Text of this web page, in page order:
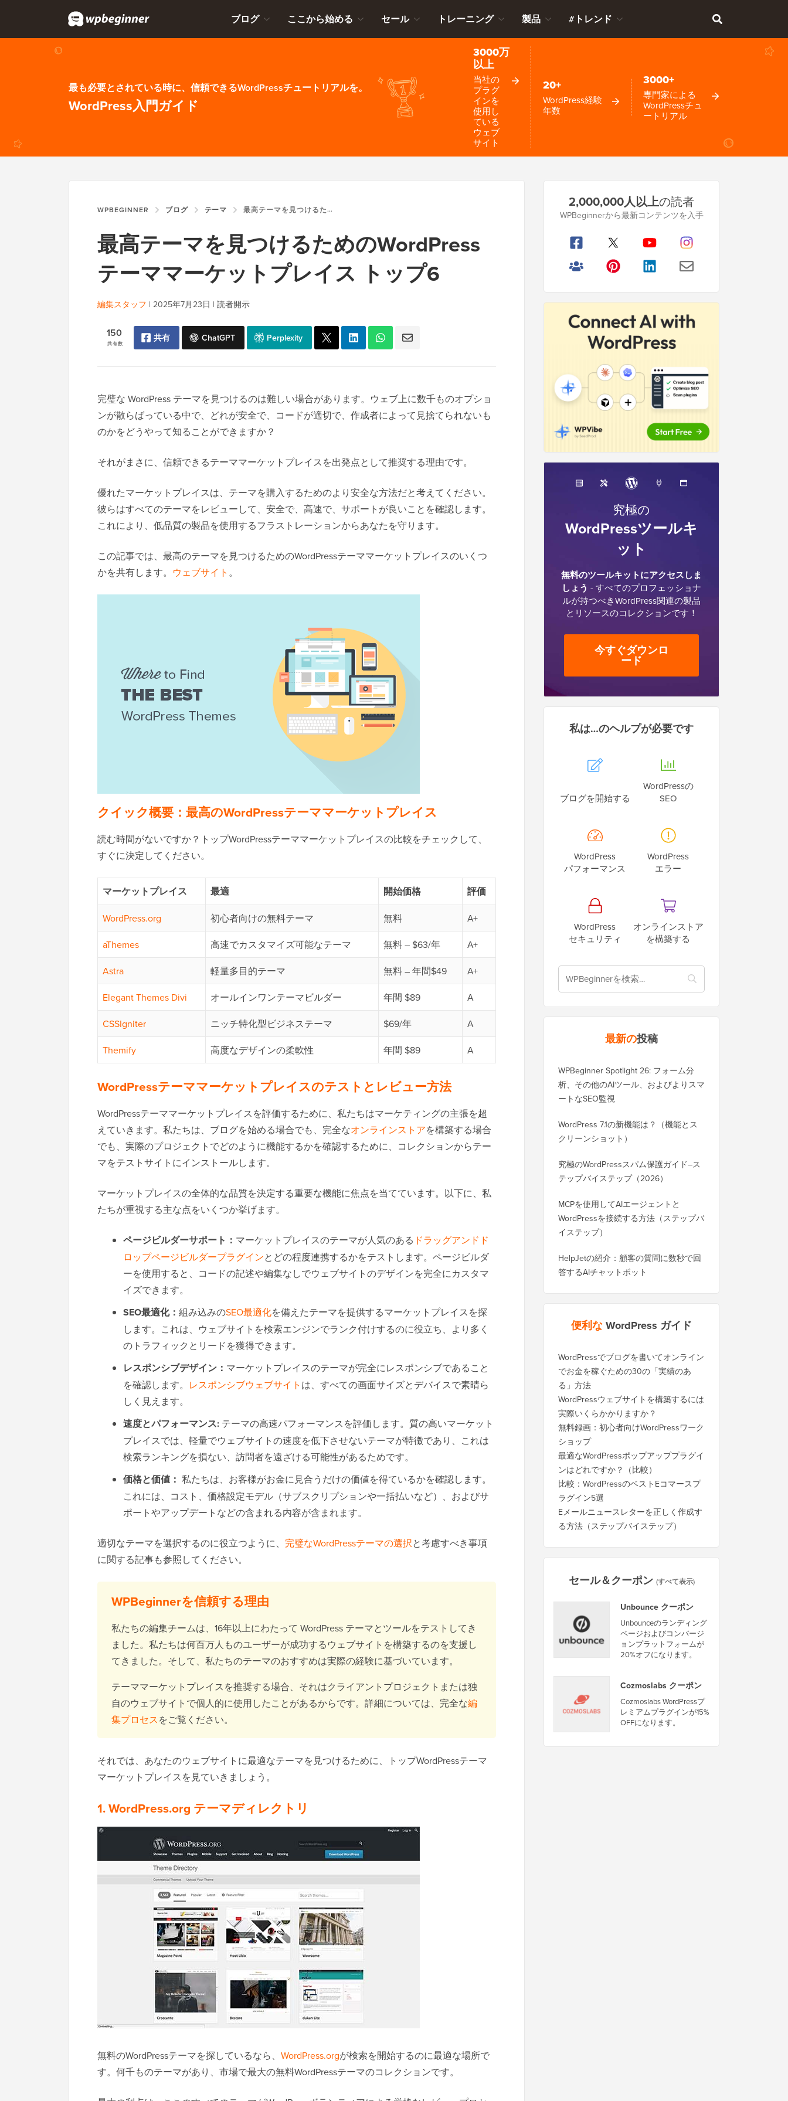
ブログ ここから始める セール トレーニング 製品 #トレンド
最も必要とされている時に、信頼できるWordPressチュートリアルを。
WordPress入門ガイド
3000万
以上
当社の
プラグ
インを
使用し
ている
ウェブ
サイト
20+
WordPress経験
年数
3000+
専門家による
WordPressチュ
ートリアル
WPBEGINNER ブログ テーマ 最高テーマを見つけるためのWORDPRESSテーママーケットプレイス トップ6
最高テーマを見つけるためのWordPress
テーママーケットプレイス トップ6
編集スタッフ | 2025年7月23日 | 読者開示
共有数
150 共有 ChatGPT Perplexity
完璧な WordPress テーマを見つけるのは難しい場合があります。ウェブ上に数千ものオプショ
ンが散らばっている中で、どれが安全で、コードが適切で、作成者によって見捨てられないも
のかをどうやって知ることができますか？
それがまさに、信頼できるテーママーケットプレイスを出発点として推奨する理由です。
優れたマーケットプレイスは、テーマを購入するためのより安全な方法だと考えてください。
彼らはすべてのテーマをレビューして、安全で、高速で、サポートが良いことを確認します。
これにより、低品質の製品を使用するフラストレーションからあなたを守ります。
この記事では、最高のテーマを見つけるためのWordPressテーママーケットプレイスのいくつ
かを共有します。 ウェブサイト 。
クイック概要：最高のWordPressテーママーケットプレイス
読む時間がないですか？トップWordPressテーママーケットプレイスの比較をチェックして、
すぐに決定してください。
マーケットプレイス 最適 開始価格 評価
WordPress.org 初心者向けの無料テーマ 無料 A+
aThemes 高速でカスタマイズ可能なテーマ 無料 – $63/年 A+
Astra 軽量多目的テーマ 無料 – 年間$49 A+
Elegant Themes Divi オールインワンテーマビルダー 年間 $89 A
CSSIgniter ニッチ特化型ビジネステーマ $69/年 A
Themify 高度なデザインの柔軟性 年間 $89 A
WordPressテーママーケットプレイスのテストとレビュー方法
WordPressテーママーケットプレイスを評価するために、私たちはマーケティングの主張を超
えていきます。私たちは、ブログを始める場合でも、完全なオンラインストアを構築する場合
でも、実際のプロジェクトでどのように機能するかを確認するために、コレクションからテー
マをテストサイトにインストールします。
マーケットプレイスの全体的な品質を決定する重要な機能に焦点を当てています。以下に、私
たちが重視する主な点をいくつか挙げます。
ページビルダーサポート： マーケットプレイスのテーマが人気のある ドラッグアンドド
ロップページビルダープラグインとどの程度連携するかをテストします。ページビルダ
ーを使用すると、コードの記述や編集なしでウェブサイトのデザインを完全にカスタマ
イズできます。
SEO最適化： 組み込みのSEO最適化を備えたテーマを提供するマーケットプレイスを探
します。これは、ウェブサイトを検索エンジンでランク付けするのに役立ち、より多く
のトラフィックとリードを獲得できます。
レスポンシブデザイン： マーケットプレイスのテーマが完全にレスポンシブであること
を確認します。 レスポンシブウェブサイト は、すべての画面サイズとデバイスで素晴ら
しく見えます。
速度とパフォーマンス: テーマの高速パフォーマンスを評価します。質の高いマーケット
プレイスでは、軽量でウェブサイトの速度を低下させないテーマが特徴であり、これは
検索ランキングを損ない、訪問者を遠ざける可能性があるためです。
価格と価値： 私たちは、お客様がお金に見合うだけの価値を得ているかを確認します。
これには、コスト、価格設定モデル（サブスクリプションや一括払いなど）、およびサ
ポートやアップデートなどの含まれる内容が含まれます。
適切なテーマを選択するのに役立つように、 完璧なWordPressテーマの選択と考慮すべき事項
に関する記事も参照してください。
WPBeginnerを信頼する理由
私たちの編集チームは、16年以上にわたって WordPress テーマとツールをテストしてき
ました。私たちは何百万人ものユーザーが成功するウェブサイトを構築するのを支援し
てきました。そして、私たちのテーマのおすすめは実際の経験に基づいています。
テーママーケットプレイスを推奨する場合、それはクライアントプロジェクトまたは独
自のウェブサイトで個人的に使用したことがあるからです。詳細については、完全な編
集プロセスをご覧ください。
それでは、あなたのウェブサイトに最適なテーマを見つけるために、トップWordPressテーマ
マーケットプレイスを見ていきましょう。
1. WordPress.org テーマディレクトリ
無料のWordPressテーマを探しているなら、 WordPress.orgが検索を開始するのに最適な場所で
す。何千ものテーマがあり、市場で最大の無料WordPressテーマのコレクションです。
サ
ー
2,000,000人以上の読者
WPBeginnerから最新コンテンツを入手
究極の
WordPressツールキ
ット
無料のツールキットにアクセスしま
しょう - すべてのプロフェッショナ
ルが持つべきWordPress関連の製品
とリソースのコレクションです！
今すぐダウンロ
ード
私は…のヘルプが必要です
ブログを開始する
WordPressの
SEO
WordPress
パフォーマンス
WordPress
エラー
WordPress
セキュリティ
オンラインストア
を構築する
最新の投稿
WPBeginner Spotlight 26: フォーム分
析、その他のAIツール、およびよりスマ
ートなSEO監視
WordPress 7.1の新機能は？（機能とス
クリーンショット）
究極のWordPressスパム保護ガイド–ス
テップバイステップ（2026）
MCPを使用してAIエージェントと
WordPressを接続する方法（ステップバ
イステップ）
HelpJetの紹介：顧客の質問に数秒で回
答するAIチャットボット
便利なWordPress ガイド
WordPressでブログを書いてオンライン
でお金を稼ぐための30の「実績のあ
る」方法
WordPressウェブサイトを構築するには
実際いくらかかりますか？
無料録画：初心者向けWordPressワーク
ショップ
最適なWordPressポップアッププラグイ
ンはどれですか？（比較）
比較：WordPressのベストEコマースプ
ラグイン5選
Eメールニュースレターを正しく作成す
る方法（ステップバイステップ）
セール＆クーポン (すべて表示)
Unbounce クーポン
Unbounceのランディング
ページおよびコンバージ
ョンプラットフォームが
20%オフになります。
Cozmoslabs クーポン
Cozmoslabs WordPressプ
レミアムプラグインが15%
OFFになります。